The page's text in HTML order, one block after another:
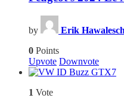
by Erik
0 Points
Upvote Downvote
7
1 Vote